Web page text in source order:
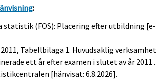
:
statistik (FOS): Placering efter utbildning [e-
2011, Tabellbilaga 1. Huvudsaklig verksamhet
ett år efter examen i slutet av år 2011 .
[hänvisat: 6.8.2026].